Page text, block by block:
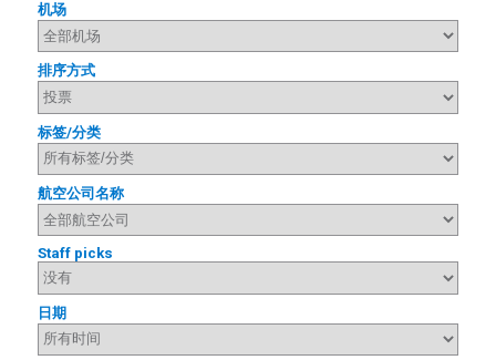
机场
排序方式
标签/分类
航空公司名称
Staff picks
日期